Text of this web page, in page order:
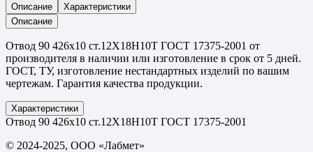
Описание
Характеристики
Описание
Отвод 90 426х10 ст.12Х18Н10Т ГОСТ 17375-2001 от
производителя в наличии или изготовление в срок от 5 дней.
ГОСТ, ТУ, изготовление нестандартных изделий по вашим
чертежам. Гарантия качества продукции.
Характеристики
Отвод 90 426х10 ст.12Х18Н10Т ГОСТ 17375-2001
© 2024-2025, ООО «Лабмет»